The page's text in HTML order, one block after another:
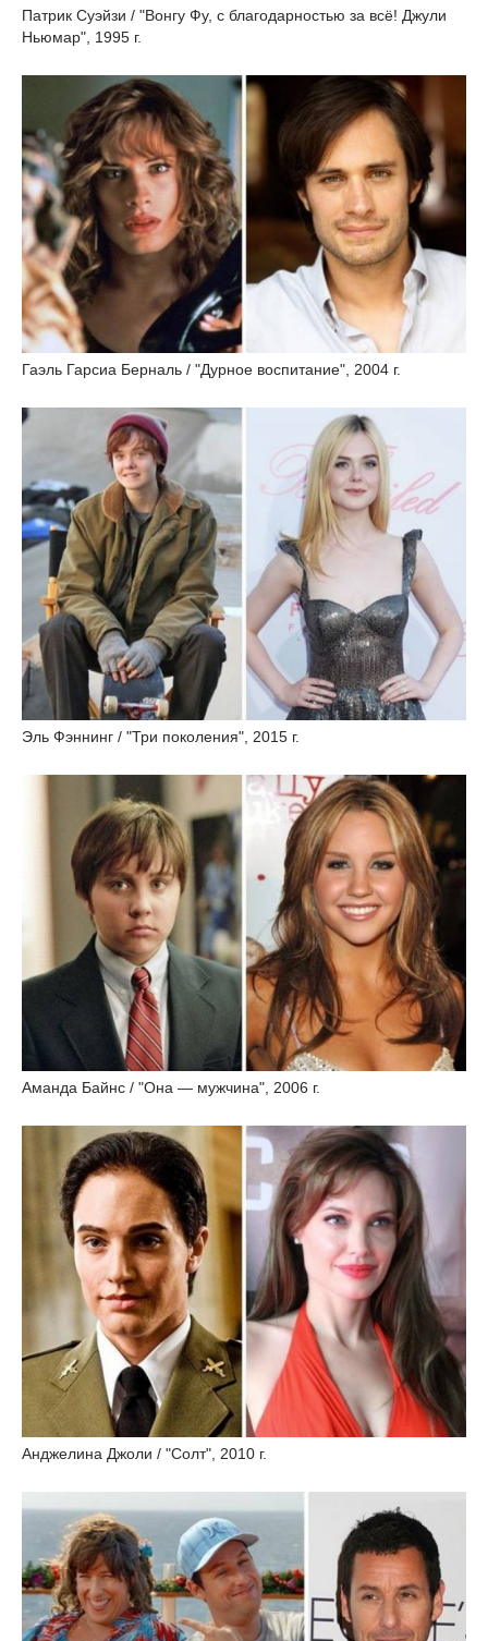
Патрик Суэйзи / "Вонгу Фу, с благодарностью за всё! Джули
Ньюмар", 1995 г.
Гаэль Гарсиа Берналь / "Дурное воспитание", 2004 г.
Эль Фэннинг / "Три поколения", 2015 г.
Аманда Байнс / "Она — мужчина", 2006 г.
Анджелина Джоли / "Солт", 2010 г.